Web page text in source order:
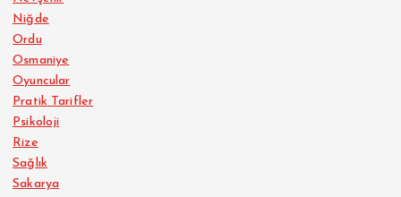
Niğde
Ordu
Osmaniye
Oyuncular
Pratik Tarifler
Psikoloji
Rize
Sağlık
Sakarya